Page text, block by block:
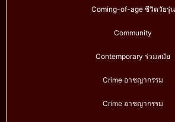
Coming-of-age ชีวิตวัยรุ่น
Community
Contemporary ร่วมสมัย
Crime อาชญากรรม
Crime อาชญากรรม